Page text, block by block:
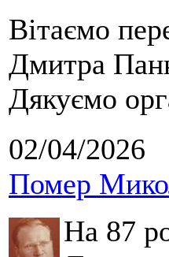
Вітаємо
Дмитра
Дякуємо
02/04/2026
Помер
На 87